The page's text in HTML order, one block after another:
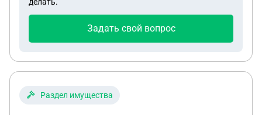
Задать свой вопрос
Раздел имущества